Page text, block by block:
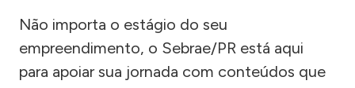
Não importa o estágio do seu
empreendimento, o Sebrae/PR está aqui
para apoiar sua jornada com conteúdos que